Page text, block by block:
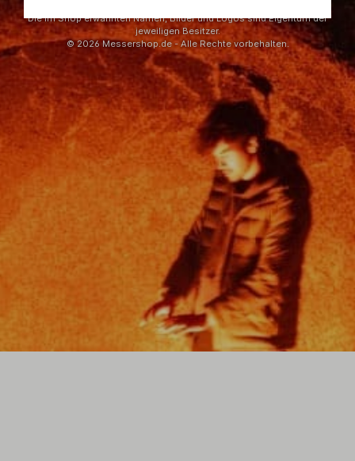
Die im Shop erwähnten Namen, Bilder und Logos sind Eigentum der
jeweiligen Besitzer.
© 2026 Messershop.de - Alle Rechte vorbehalten.